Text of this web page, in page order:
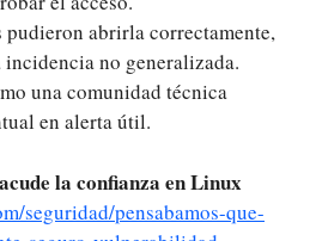
abrirla correctamente,
no generalizada.
una comunidad técnica
en alerta útil.
la confianza en Linux
seguridad/pensabamos-que-